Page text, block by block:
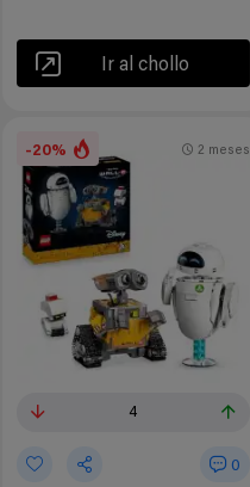
Ir al chollo
-20%
4
0
2 meses